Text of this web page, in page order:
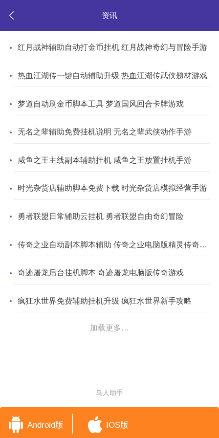
资讯
红月战神辅助自动打金币挂机 红月战神奇幻与冒险手游
热血江湖传一键自动辅助升级 热血江湖传武侠题材游戏
梦道自动刷金币脚本工具 梦道国风回合卡牌游戏
无名之辈辅助免费挂机说明 无名之辈武侠动作手游
咸鱼之王主线副本辅助挂机 咸鱼之王放置挂机手游
时光杂货店辅助脚本免费下载 时光杂货店模拟经营手游
勇者联盟日常辅助云挂机 勇者联盟自由奇幻冒险
传奇之业自动副本脚本辅助 传奇之业电脑版精灵传奇游戏
奇迹屠龙后台挂机脚本 奇迹屠龙电脑版传奇游戏
疯狂水世界免费辅助挂机升级 疯狂水世界新手攻略
加载更多…
鸟人助手
Android版 IOS版